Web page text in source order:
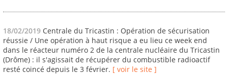
18/02/2019 Centrale du Tricastin : Opération de sécurisation
réussie / Une opération à haut risque a eu lieu ce week end
dans le réacteur numéro 2 de la centrale nucléaire du Tricastin
(Drôme) : il s'agissait de récupérer du combustible radioactif
resté coincé depuis le 3 février. [ voir le site ]